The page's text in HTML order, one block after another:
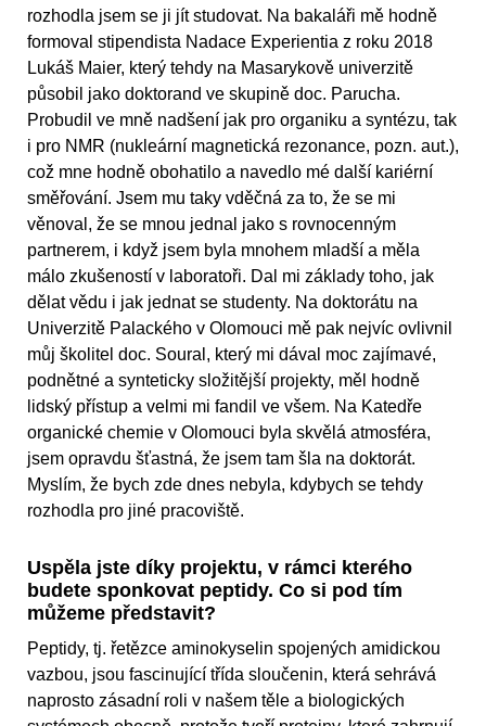
rozhodla jsem se ji jít studovat. Na bakaláři mě hodně
formoval stipendista Nadace Experientia z roku 2018
Lukáš Maier, který tehdy na Masarykově univerzitě
působil jako doktorand ve skupině doc. Parucha.
Probudil ve mně nadšení jak pro organiku a syntézu, tak
i pro NMR (nukleární magnetická rezonance, pozn. aut.),
což mne hodně obohatilo a navedlo mé další kariérní
směřování. Jsem mu taky vděčná za to, že se mi
věnoval, že se mnou jednal jako s rovnocenným
partnerem, i když jsem byla mnohem mladší a měla
málo zkušeností v laboratoři. Dal mi základy toho, jak
dělat vědu i jak jednat se studenty. Na doktorátu na
Univerzitě Palackého v Olomouci mě pak nejvíc ovlivnil
můj školitel doc. Soural, který mi dával moc zajímavé,
podnětné a synteticky složitější projekty, měl hodně
lidský přístup a velmi mi fandil ve všem. Na Katedře
organické chemie v Olomouci byla skvělá atmosféra,
jsem opravdu šťastná, že jsem tam šla na doktorát.
Myslím, že bych zde dnes nebyla, kdybych se tehdy
rozhodla pro jiné pracoviště.
Uspěla jste díky projektu, v rámci kterého
budete sponkovat peptidy. Co si pod tím
můžeme představit?
Peptidy, tj. řetězce aminokyselin spojených amidickou
vazbou, jsou fascinující třída sloučenin, která sehrává
naprosto zásadní roli v našem těle a biologických